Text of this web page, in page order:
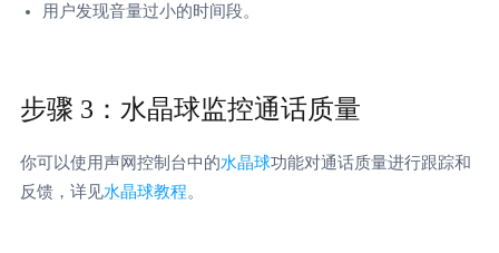
用户发现音量过小的时间段。
步骤 3：水晶球监控通话质量
你可以使用声网控制台中的水晶球功能对通话质量进行跟踪和
反馈，详见水晶球教程。